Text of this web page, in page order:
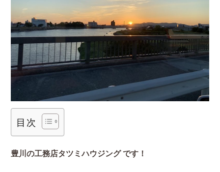
目次
豊川の工務店タツミハウジング です！